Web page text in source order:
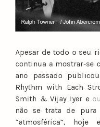
Apesar de todo o seu
continua a mostrar-se
ano passado
Rhythm with Each
Smith & Vijay Iyer e
não se trata de pura
“atmosférica”, hoje